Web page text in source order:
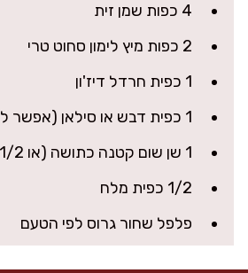
4 כפות שמן זית
2 כפות מיץ לימון סחוט טרי
1 כפית חרדל דיז'ון
1 כפית דבש או סילאן (אפשר להשמיט לגרסה דל פחמימות יותר)
1 שן שום קטנה כתושה (או 1/2 כפית אבקת שום)
1/2 כפית מלח
פלפל שחור גרוס לפי הטעם